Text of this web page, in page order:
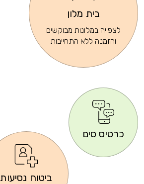
בית מלון
לצפייה במלונות מבוקשים
והזמנה ללא התחייבות
כרטיס סים
ביטוח נסיעות